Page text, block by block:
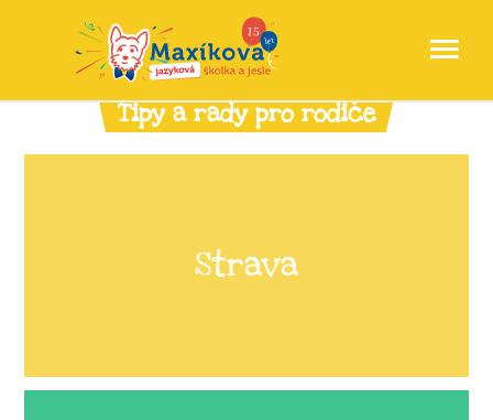
Tipy a rady pro rodiče
Strava